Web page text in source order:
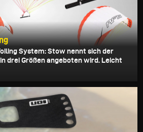
System: Stow nennt sich der
drei Größen angeboten wird. Leicht